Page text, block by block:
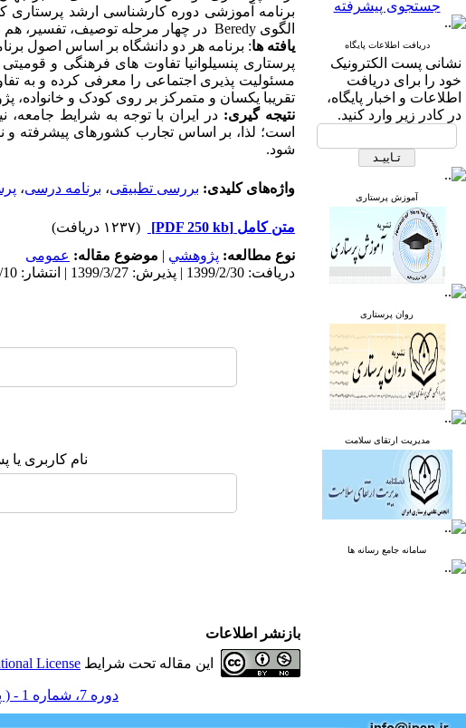
جستجوی پیشرفته
دریافت اطلاعات پایگاه
نشانی پست الکترونیک
خود را برای دریافت
اطلاعات و اخبار پایگاه،
در کادر زیر وارد کنید.
آموزش پرستاری
روان پرستاری
مدیریت ارتقای سلامت
سامانه جامع رسانه ها
برنامه آموزشی دوره کارشناسی ارشد پرستاری
الگوی Beredy در چهار مرحله توصیف، تفسیر،
یافته ها: برنامه هر دو دانشگاه بر اساس اصول
پرستاری پنسیلوانیا تفاوت های فرهنگی و
مسئولیت پذیری اجتماعی را معرفی کرده و به
تقریبا یکسان و متمرکز بر روی کودک و
نتیجه گیری: در ایران با توجه به شرایط جامعه،
است؛ لذا، بر اساس تجارب کشورهای پیشرفته و
شود.
واژه‌های کلیدی: بررسی تطبیقی، برنامه درسی،
متن کامل [PDF 250 kb]
(۱۲۳۷ دریافت)
نوع مطالعه: پژوهشي | موضوع مقاله: عمومى
دریافت: 1399/2/30 | پذیرش: 1399/3/27 | انتشار: 1399/6/10
نام کاربری
بازنشر اطلاعات
این مقاله تحت شرایط License
دوره 7، شماره 1 - ( پاییز 1399 )